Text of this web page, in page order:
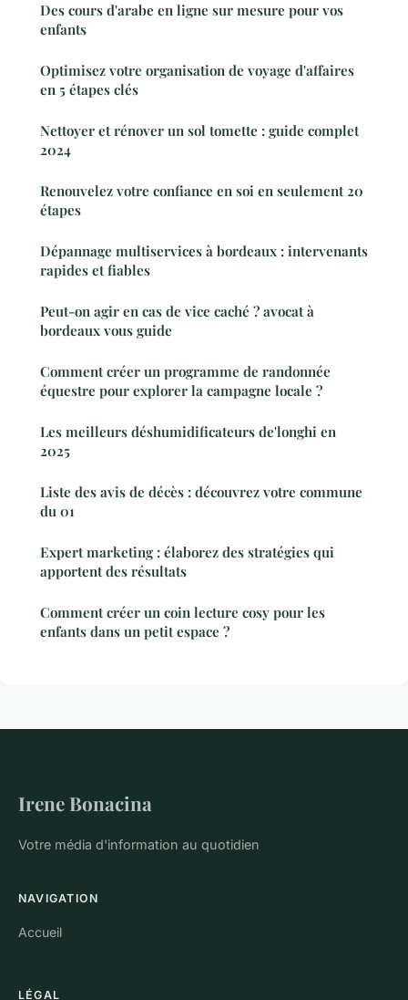
Des cours d'arabe en ligne sur mesure pour vos
enfants
Optimisez votre organisation de voyage d'affaires
en 5 étapes clés
Nettoyer et rénover un sol tomette : guide complet
2024
Renouvelez votre confiance en soi en seulement 20
étapes
Dépannage multiservices à bordeaux : intervenants
rapides et fiables
Peut-on agir en cas de vice caché ? avocat à
bordeaux vous guide
Comment créer un programme de randonnée
équestre pour explorer la campagne locale ?
Les meilleurs déshumidificateurs de'longhi en
2025
Liste des avis de décès : découvrez votre commune
du 01
Expert marketing : élaborez des stratégies qui
apportent des résultats
Comment créer un coin lecture cosy pour les
enfants dans un petit espace ?
Irene Bonacina
Votre média d'information au quotidien
NAVIGATION
Accueil
LÉGAL